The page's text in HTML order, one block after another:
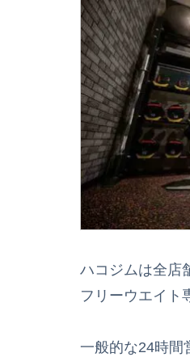
ハコジムは全店
フリーウエイト
一般的な24時間